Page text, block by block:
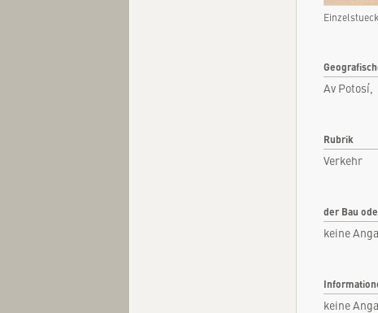
Av
Rubrik
Verkehr
der Bau
keine
keine
Kurzinfo